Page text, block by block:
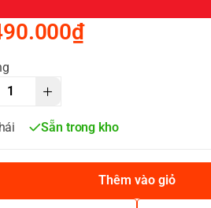
Sẵn trong kho
Thêm vào giỏ